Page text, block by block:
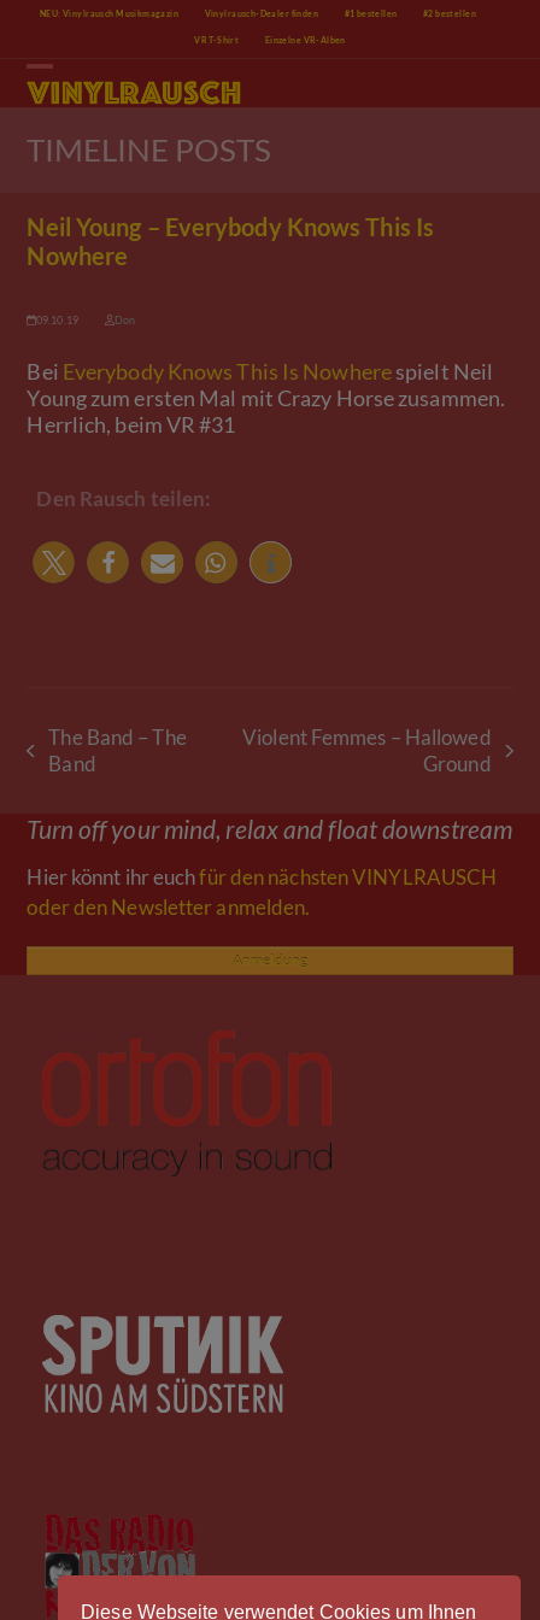
Diese Webseite verwendet Cookies um Ihnen
content
NEU: Vinylrausch Musikmagazin Vinylrausch-Dealer finden #1 bestellen #2 bestellen
VR T-Shirt Einzelne VR-Alben
Open
mobile
menu
Close
mobile
menu
TIMELINE POSTS
Neil Young – Everybody Knows This Is
Nowhere
09.10.19 Don
Bei Everybody Knows This Is Nowherespielt Neil
Young zum ersten Mal mit Crazy Horse zusammen.
Herrlich, beim VR #31
Den Rausch teilen:
vorheriger
The Band – The
Band
Violent Femmes – Hallowed
Ground
Turn off your mind, relax and float downstream
Hier könnt ihr euchfür den nächsten VINYLRAUSCH
oder den Newsletter anmelden.
Anmeldung